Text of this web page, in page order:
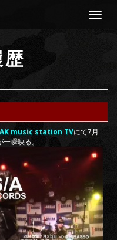
Toggle
music station TVにて7月
瞬映る。